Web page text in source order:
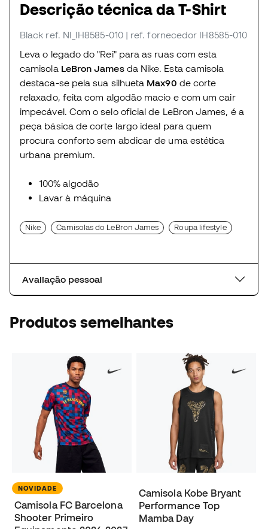
Descrição técnica da T-Shirt
Black ref. NI_IH8585-010 | ref. fornecedor IH8585-010
Leva o legado do "Rei" para as ruas com esta
camisola LeBron Jamesda Nike. Esta camisola
destaca-se pela sua silhueta Max90 de corte
relaxado, feita com algodão macio e com um cair
impecável. Com o selo oficial de LeBron James, é a
peça básica de corte largo ideal para quem
procura conforto sem abdicar de uma estética
urbana premium.
100% algodão
Lavar à máquina
Nike Camisolas do LeBron James Roupa lifestyle
Avaliação pessoal
Produtos semelhantes
NOVIDADE
Camisola FC Barcelona
Shooter Primeiro
Camisola Kobe Bryant
Performance Top
Mamba Day